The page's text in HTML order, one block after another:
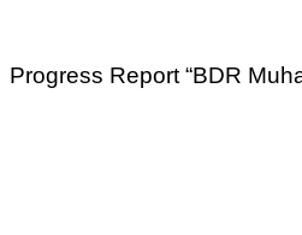
Progress Report “BDR